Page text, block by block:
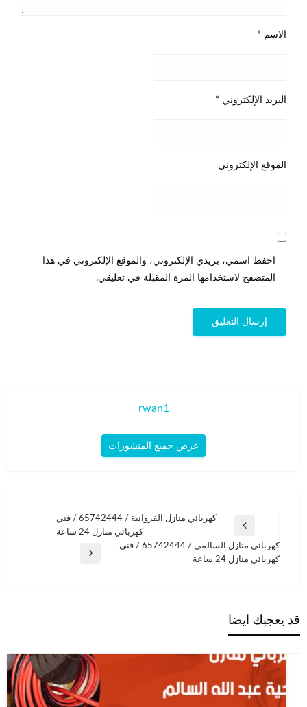
الاسم *
البريد الإلكتروني *
الموقع الإلكتروني
احفظ اسمي، بريدي الإلكتروني، والموقع الإلكتروني في هذا
المتصفح لاستخدامها المرة المقبلة في تعليقي.
rwan1
عرض جميع المنشورات
المقالات
المقالة
السابقة
كهربائي منازل الفروانية / 65742444 / فني
كهربائي منازل 24 ساعة
المقالة
كهربائي منازل السالمي / 65742444 / فني
كهربائي منازل 24 ساعة
قد يعجبك ايضا